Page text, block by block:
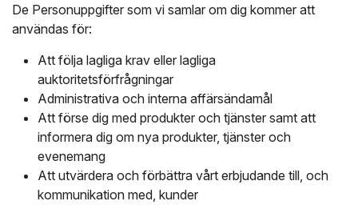
De Personuppgifter som vi samlar om dig kommer att
användas för:
Att följa lagliga krav eller lagliga
auktoritetsförfrågningar
Administrativa och interna affärsändamål
Att förse dig med produkter och tjänster samt att
informera dig om nya produkter, tjänster och
evenemang
Att utvärdera och förbättra vårt erbjudande till, och
kommunikation med, kunder